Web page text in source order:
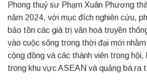
Phong thuỷ sư Phạm Xuân Phương
năm 2024, với mục đích nghiên cứu,
bảo tồn các giá trị văn hoá truyền
vào cuộc sống trong thời đại mới
cộng đồng và các thành viên trong
trong khu vực ASEAN và quảng bá ra